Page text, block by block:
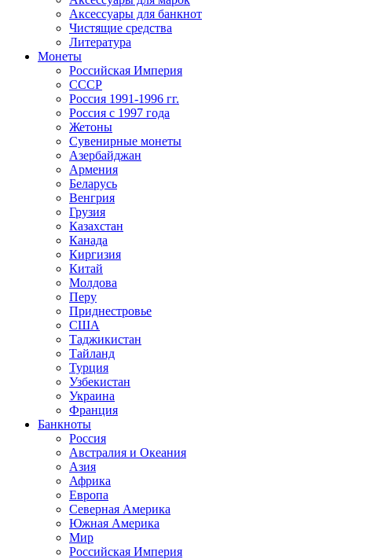
Аксессуары для банкнот
Чистящие средства
Литература
Монеты
Российская Империя
СССР
Россия 1991-1996 гг.
Россия с 1997 года
Жетоны
Сувенирные монеты
Азербайджан
Армения
Беларусь
Венгрия
Грузия
Казахстан
Канада
Киргизия
Китай
Молдова
Перу
Приднестровье
США
Таджикистан
Тайланд
Турция
Узбекистан
Украина
Франция
Банкноты
Россия
Австралия и Океания
Азия
Африка
Европа
Северная Америка
Южная Америка
Мир
Российская Империя